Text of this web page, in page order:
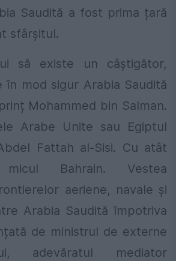
Saudită a fost prima țară
sfârșitul.
să existe un câștigător,
în mod sigur Arabia Saudită
Mohammed bin Salman.
Arabe Unite sau Egiptul
Fattah al-Sisi. Cu atât
Bahrain. Vestea
aeriene, navale și
Arabia Saudită împotriva
de ministrul de externe
adevăratul mediator